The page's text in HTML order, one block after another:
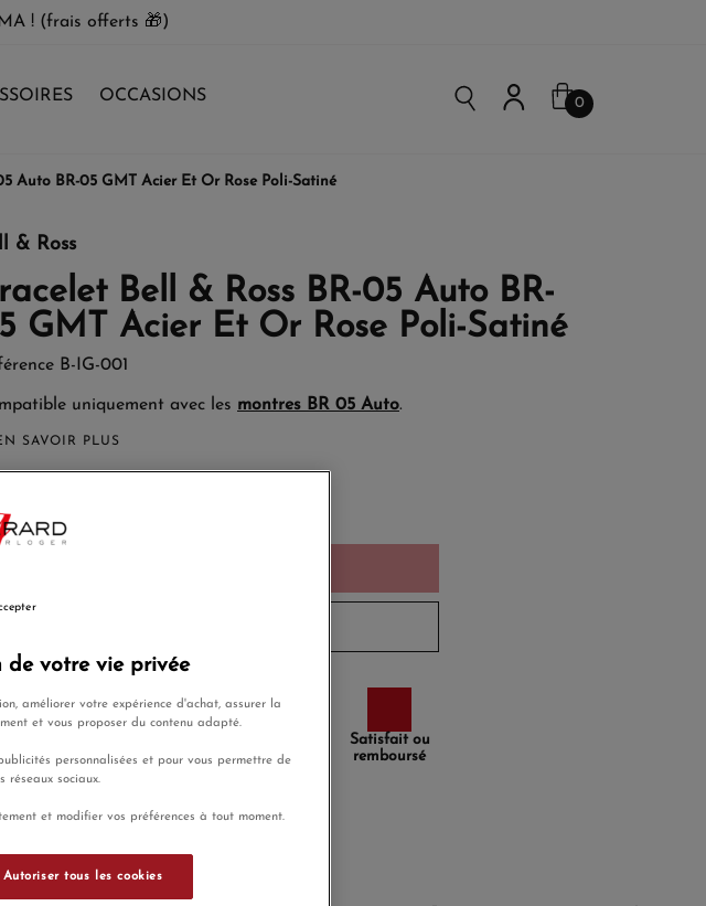
! (frais offerts 🎁)
OCCASIONS 0
Auto BR-05 GMT Acier Et Or Rose Poli-Satiné
& Ross
Bell & Ross BR-05 Auto BR-
GMT Acier Et Or Rose Poli-Satiné
B-IG-001
uniquement avec les montres BR 05 Auto.
SAVOIR PLUS
seulement 550 € aujourd'hui
Payez en 4x
frais
sécurisé
Satisfait ou
remboursé
de votre vie privée
améliorer votre expérience d'achat, assurer la
et vous proposer du contenu adapté.
personnalisées et pour vous permettre de
réseaux sociaux.
et modifier vos préférences à tout moment.
Autoriser tous les cookies